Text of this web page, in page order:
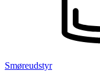
Smøreudstyr